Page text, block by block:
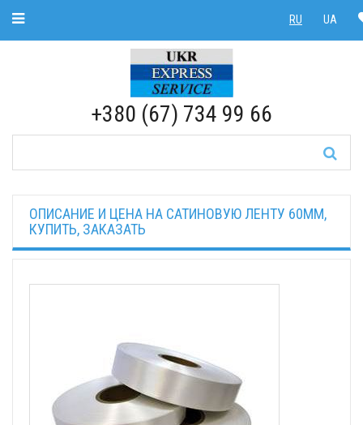
Toggle Navigation UA
RU UA
RU
+380 (67) 734 99 66
ОПИСАНИЕ И ЦЕНА НА САТИНОВУЮ ЛЕНТУ 60ММ,
КУПИТЬ, ЗАКАЗАТЬ